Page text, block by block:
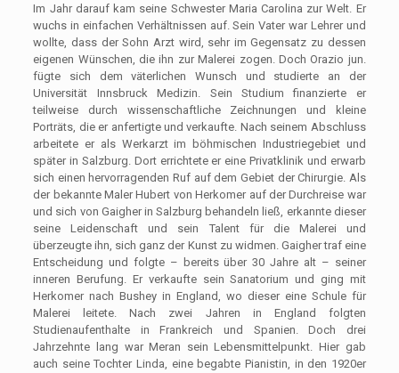
Im Jahr darauf kam seine Schwester Maria Carolina zur Welt. Er
wuchs in einfachen Verhältnissen auf. Sein Vater war Lehrer und
wollte, dass der Sohn Arzt wird, sehr im Gegensatz zu dessen
eigenen Wünschen, die ihn zur Malerei zogen. Doch Orazio jun.
fügte sich dem väterlichen Wunsch und studierte an der
Universität Innsbruck Medizin. Sein Studium finanzierte er
teilweise durch wissenschaftliche Zeichnungen und kleine
Porträts, die er anfertigte und verkaufte. Nach seinem Abschluss
arbeitete er als Werkarzt im böhmischen Industriegebiet und
später in Salzburg. Dort errichtete er eine Privatklinik und erwarb
sich einen hervorragenden Ruf auf dem Gebiet der Chirurgie. Als
der bekannte Maler Hubert von Herkomer auf der Durchreise war
und sich von Gaigher in Salzburg behandeln ließ, erkannte dieser
seine Leidenschaft und sein Talent für die Malerei und
überzeugte ihn, sich ganz der Kunst zu widmen. Gaigher traf eine
Entscheidung und folgte – bereits über 30 Jahre alt – seiner
inneren Berufung. Er verkaufte sein Sanatorium und ging mit
Herkomer nach Bushey in England, wo dieser eine Schule für
Malerei leitete. Nach zwei Jahren in England folgten
Studienaufenthalte in Frankreich und Spanien. Doch drei
Jahrzehnte lang war Meran sein Lebensmittelpunkt. Hier gab
auch seine Tochter Linda, eine begabte Pianistin, in den 1920er